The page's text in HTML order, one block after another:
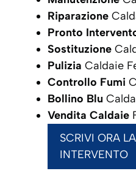
Riparazione
Pronto
Sostituzione
Pulizia Caldaie
Controllo Fumi
Bollino Blu
Vendita Caldaie
SCRIVI ORA
INTERVENTO